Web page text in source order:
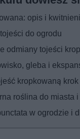
opis i
do ogrodu
odmiany tojeści
gleba i
kropkowaną
roślina do miasta
w ogrodzie i